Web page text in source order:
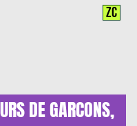
DE GARCONS,
ZC